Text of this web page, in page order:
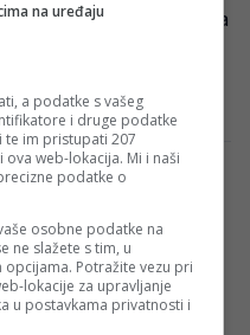
UEFA-e glasalo je za
ukoliko krovna
BiH
Svjetskom prvenstvu
reprezentacija?
bi se suočiti s
kriza u svojoj historiji.
koje prenosi Sky
na uređaju
a podatke s vašeg
i druge podatke
te im pristupati 207
web-lokacija. Mi i naši
podatke o
osobne podatke na
ne slažete s tim, u
Potražite vezu pri
lokacije za upravljanje
u postavkama privatnosti i